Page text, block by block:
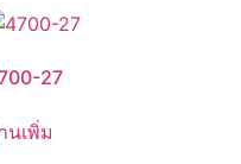
27
นเพิ่ม